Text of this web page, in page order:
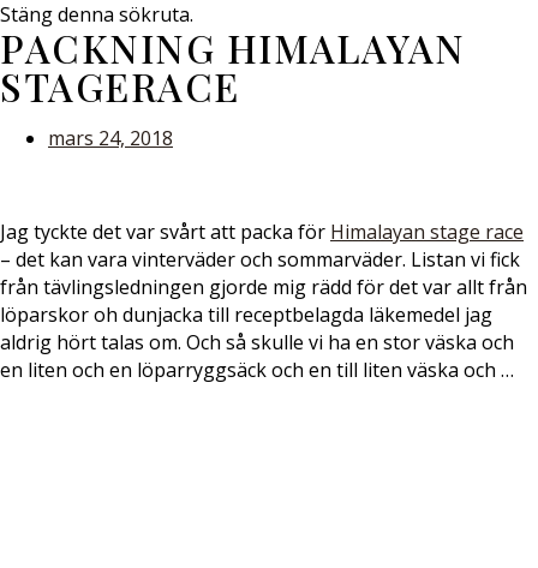
Stäng denna sökruta.
PACKNING HIMALAYAN
STAGERACE
mars 24, 2018
Jag tyckte det var svårt att packa för Himalayan stage race
– det kan vara vinterväder och sommarväder. Listan vi fick
från tävlingsledningen gjorde mig rädd för det var allt från
löparskor oh dunjacka till receptbelagda läkemedel jag
aldrig hört talas om. Och så skulle vi ha en stor väska och
en liten och en löparryggsäck och en till liten väska och …